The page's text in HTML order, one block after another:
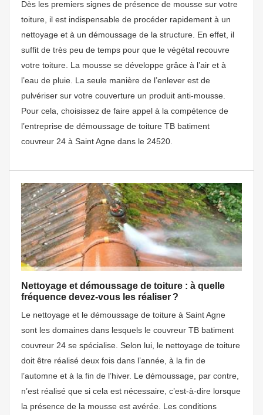
Dès les premiers signes de présence de mousse sur votre
toiture, il est indispensable de procéder rapidement à un
nettoyage et à un démoussage de la structure. En effet, il
suffit de très peu de temps pour que le végétal recouvre
votre toiture. La mousse se développe grâce à l’air et à
l’eau de pluie. La seule manière de l’enlever est de
pulvériser sur votre couverture un produit anti-mousse.
Pour cela, choisissez de faire appel à la compétence de
l’entreprise de démoussage de toiture TB batiment
couvreur 24 à Saint Agne dans le 24520.
Nettoyage et démoussage de toiture : à quelle
fréquence devez-vous les réaliser ?
Le nettoyage et le démoussage de toiture à Saint Agne
sont les domaines dans lesquels le couvreur TB batiment
couvreur 24 se spécialise. Selon lui, le nettoyage de toiture
doit être réalisé deux fois dans l’année, à la fin de
l’automne et à la fin de l’hiver. Le démoussage, par contre,
n’est réalisé que si cela est nécessaire, c’est-à-dire lorsque
la présence de la mousse est avérée. Les conditions